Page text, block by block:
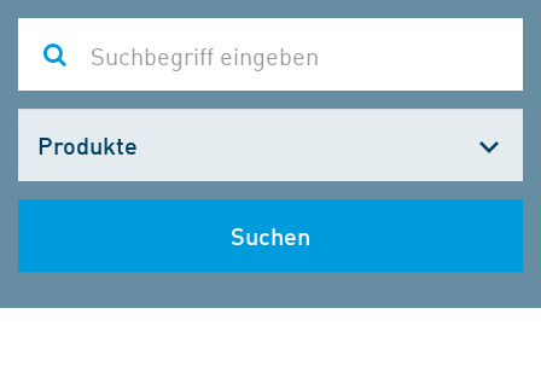
wählen
Suchen